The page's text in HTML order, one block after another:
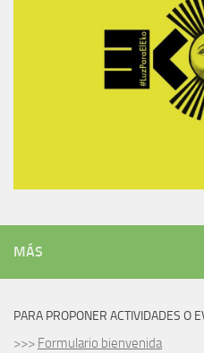
MÁS
PARA PROPONER ACTIVIDADES O
>>> Formulario bienvenida